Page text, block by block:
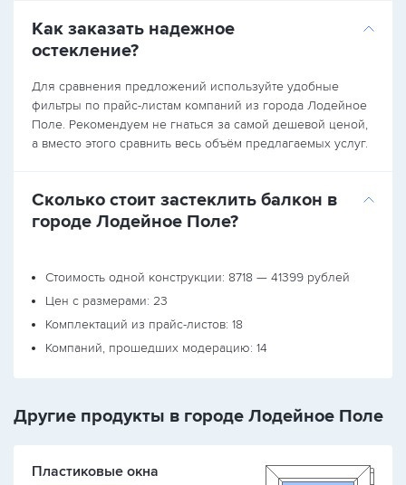
Как заказать надежное
остекление?
Для сравнения предложений используйте удобные
фильтры по прайс-листам компаний из города Лодейное
Поле. Рекомендуем не гнаться за самой дешевой ценой,
а вместо этого сравнить весь объём предлагаемых услуг.
Сколько стоит застеклить балкон в
городе Лодейное Поле?
Стоимость одной конструкции: 8718 — 41399 рублей
Цен с размерами: 23
Комплектаций из прайс-листов: 18
Компаний, прошедших модерацию: 14
Другие продукты в городе Лодейное Поле
Пластиковые окна